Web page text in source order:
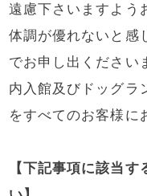
遠慮下さいますよう
体調が優れないと感
でお申し出ください
内入館及びドッグラ
をすべてのお客様に
【下記事項に該当